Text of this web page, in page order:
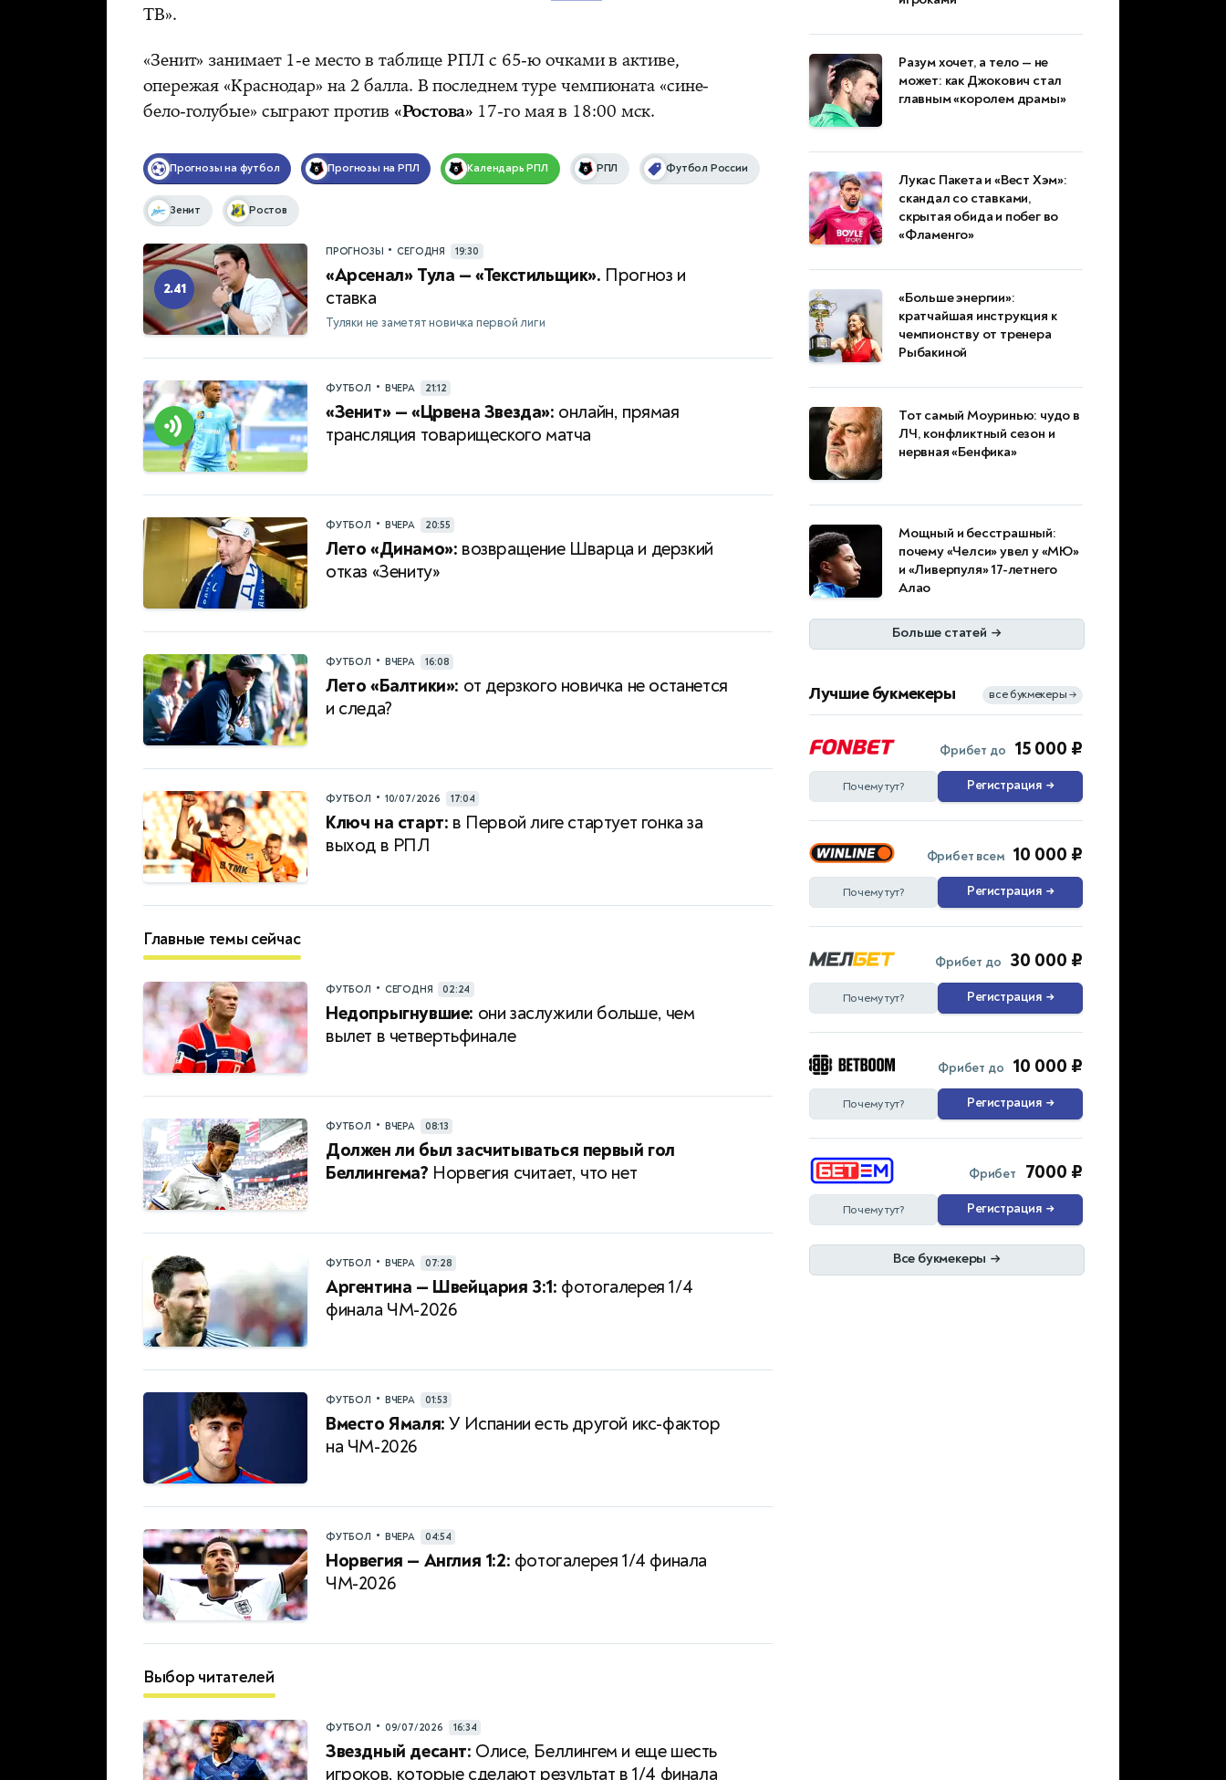
ТВ».
«Зенит» занимает 1-е место в таблице РПЛ с 65-ю очками в активе,
опережая «Краснодар» на 2 балла. В последнем туре чемпионата «сине-
бело-голубые» сыграют против«Ростова» 17-го мая в 18:00 мск.
Прогнозы на футбол Прогнозы на РПЛ Календарь РПЛ РПЛ Футбол России
Зенит Ростов
2.41
ПРОГНОЗЫ • СЕГОДНЯ 19:30
«Арсенал» Тула — «Текстильщик». Прогноз и
ставка
Туляки не заметят новичка первой лиги
ФУТБОЛ • ВЧЕРА 21:12
«Зенит» — «Црвена Звезда»: онлайн, прямая
трансляция товарищеского матча
ФУТБОЛ • ВЧЕРА 20:55
Лето «Динамо»: возвращение Шварца и дерзкий
отказ «Зениту»
ФУТБОЛ • ВЧЕРА 16:08
Лето «Балтики»: от дерзкого новичка не останется
и следа?
ФУТБОЛ • 10/07/2026 17:04
Ключ на старт: в Первой лиге стартует гонка за
выход в РПЛ
Главные темы сейчас
ФУТБОЛ • СЕГОДНЯ 02:24
Недопрыгнувшие: они заслужили больше, чем
вылет в четвертьфинале
ФУТБОЛ • ВЧЕРА 08:13
Должен ли был засчитываться первый гол
Беллингема? Норвегия считает, что нет
ФУТБОЛ • ВЧЕРА 07:28
Аргентина — Швейцария 3:1: фотогалерея 1/4
финала ЧМ-2026
ФУТБОЛ • ВЧЕРА 01:53
Вместо Ямаля: У Испании есть другой икс-фактор
на ЧМ-2026
ФУТБОЛ • ВЧЕРА 04:54
Норвегия — Англия 1:2: фотогалерея 1/4 финала
ЧМ-2026
Выбор читателей
ФУТБОЛ • 09/07/2026 16:34
Звездный десант: Олисе, Беллингем и еще шесть
игроков, которые сделают результат в 1/4 финала
Разум хочет, а тело — не
может: как Джокович стал
главным «королем драмы»
Лукас Пакета и «Вест Хэм»:
скандал со ставками,
скрытая обида и побег во
«Фламенго»
«Больше энергии»:
кратчайшая инструкция к
чемпионству от тренера
Рыбакиной
Тот самый Моуринью: чудо в
ЛЧ, конфликтный сезон и
нервная «Бенфика»
Мощный и бесстрашный:
почему «Челси» увел у «МЮ»
и «Ливерпуля» 17-летнего
Алао
Больше статей →
Лучшие букмекеры все букмекеры →
Фрибет до 15 000 ₽
Почему тут? Регистрация →
Фрибет всем 10 000 ₽
Почему тут? Регистрация →
Фрибет до 30 000 ₽
Почему тут? Регистрация →
Фрибет до 10 000 ₽
Почему тут? Регистрация →
Фрибет 7000 ₽
Почему тут? Регистрация →
Все букмекеры →